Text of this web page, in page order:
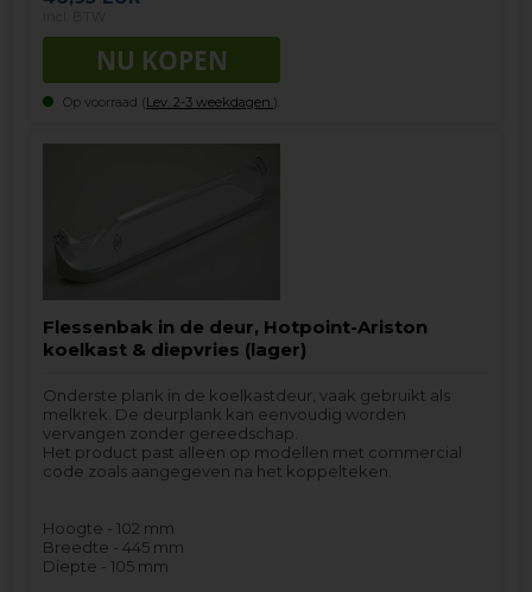
Op voorraad (Lev. 2-3 weekdagen. ).
Flessenbak in de deur, Hotpoint-Ariston
koelkast & diepvries (lager)
Onderste plank in de koelkastdeur, vaak gebruikt als
melkrek. De deurplank kan eenvoudig worden
vervangen zonder gereedschap.
Het product past alleen op modellen met commercial
code zoals aangegeven na het koppelteken.
Hoogte - 102 mm
Breedte - 445 mm
Diepte - 105 mm